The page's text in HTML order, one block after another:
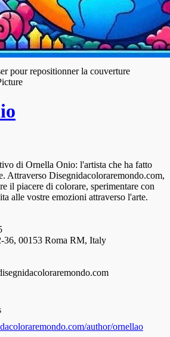
pour repositionner la couverture
di Ornella Onio: l'artista che ha fatto
Attraverso Disegnidacoloraremondo.com,
il piacere di colorare, sperimentare con
alle vostre emozioni attraverso l'arte.
36, 00153 Roma RM, Italy
author/ornellao